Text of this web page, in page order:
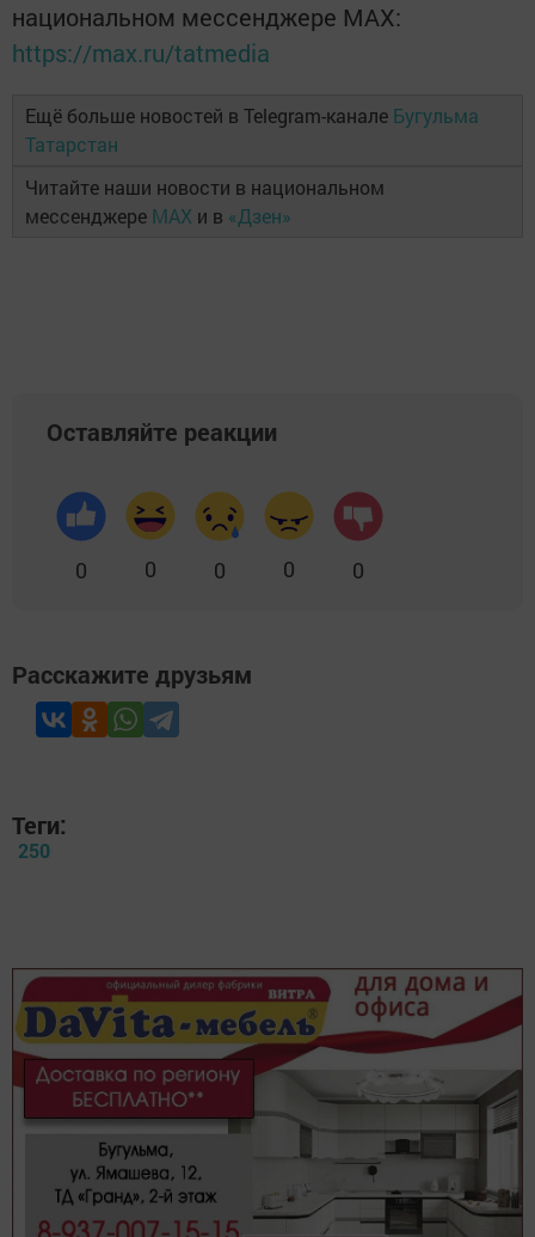
национальном мессенджере MАХ:
https://max.ru/tatmedia
Ещё больше новостей в Telegram-канале Бугульма
Татарстан
Читайте наши новости в национальном
мессенджере MAX и в «Дзен»
Оставляйте реакции
0 0 0 0 0
Расскажите друзьям
Теги:
250